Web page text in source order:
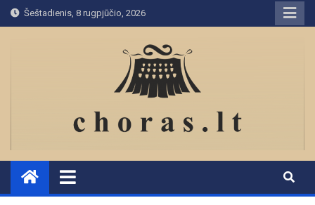
Skip
to
Šeštadienis, 8 rugpjūčio, 2026